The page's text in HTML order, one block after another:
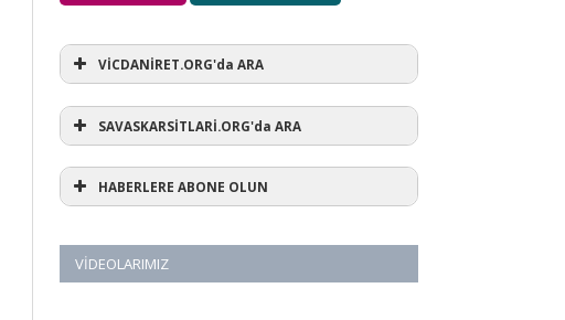
VİCDANİRET.ORG'da ARA
SAVASKARSİTLARİ.ORG'da ARA
HABERLERE ABONE OLUN
VIDEOLARIMIZ